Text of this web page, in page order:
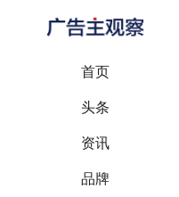
首页
头条
资讯
品牌